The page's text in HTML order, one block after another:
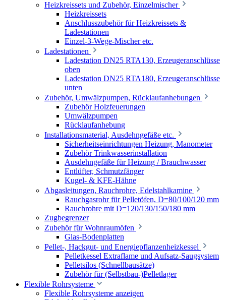
Heizkreissets und Zubehör, Einzelmischer
Heizkreissets
Anschlusszubehör für Heizkreissets &
Ladestationen
Einzel-3-Wege-Mischer etc.
Ladestationen
Ladestation DN25 RTA130, Erzeugeranschlüsse
oben
Ladestation DN25 RTA180, Erzeugeranschlüsse
unten
Zubehör, Umwälzpumpen, Rücklaufanhebungen
Zubehör Holzfeuerungen
Umwälzpumpen
Rücklaufanhebung
Installationsmaterial, Ausdehngefäße etc.
Sicherheitseinrichtungen Heizung, Manometer
Zubehör Trinkwasserinstallation
Ausdehngefäße für Heizung / Brauchwasser
Entlüfter, Schmutzfänger
Kugel- & KFE-Hähne
Abgasleitungen, Rauchrohre, Edelstahlkamine
Rauchgasrohr für Pelletöfen, D=80/100/120 mm
Rauchrohre mit D=120/130/150/180 mm
Zugbegrenzer
Zubehör für Wohnraumöfen
Glas-Bodenplatten
Pellet-, Hackgut- und Energiepflanzenheizkessel
Pelletkessel Extraflame und Aufsatz-Saugsystem
Pelletsilos (Schnellbausätze)
Zubehör für (Selbstbau-)Pelletlager
Flexible Rohrsysteme
Flexible Rohrsysteme anzeigen